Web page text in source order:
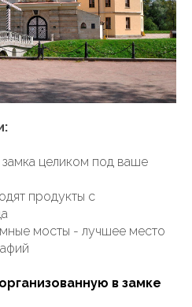
целиком под ваше
продукты с
мосты - лучшее место
в замке